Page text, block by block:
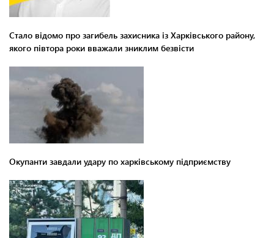
Стало відомо про загибель захисника із Харківського району,
якого півтора роки вважали зниклим безвісти
Окупанти завдали удару по харківському підприємству